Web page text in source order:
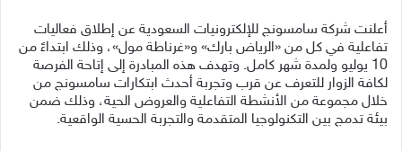
أعلنت شركة سامسونج للإلكترونيات السعودية عن إطلاق فعاليات
تفاعلية في كل من «الرياض بارك» و«غرناطة مول»، وذلك ابتداءً من
10 يوليو ولمدة شهر كامل. وتهدف هذه المبادرة إلى إتاحة الفرصة
لكافة الزوار للتعرف عن قرب وتجربة أحدث ابتكارات سامسونج من
خلال مجموعة من الأنشطة التفاعلية والعروض الحية، وذلك ضمن
بيئة تدمج بين التكنولوجيا المتقدمة والتجربة الحسية الواقعية.